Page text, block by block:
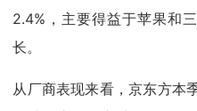
2.4%，主要得益于苹果和
长。
从厂商表现来看，京东方本